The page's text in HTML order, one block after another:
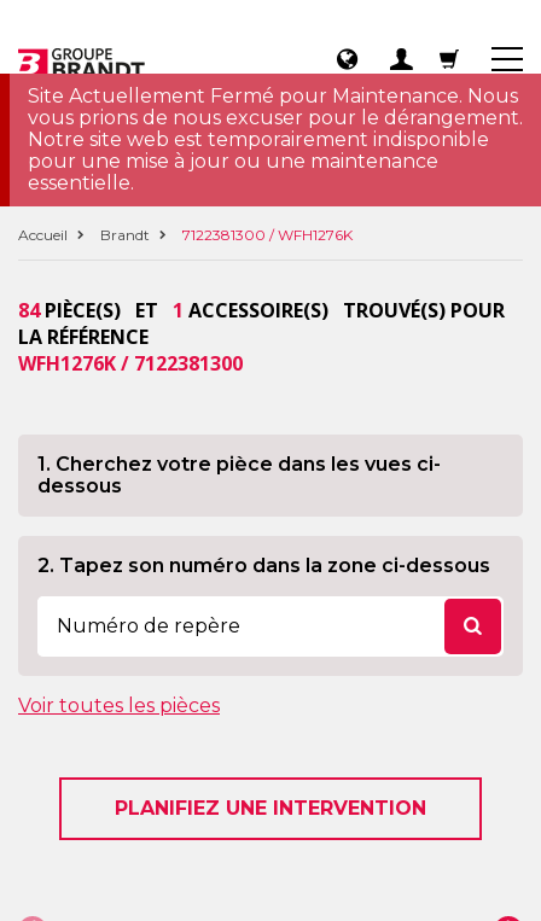
Site Actuellement Fermé pour Maintenance. Nous
vous prions de nous excuser pour le dérangement.
Notre site web est temporairement indisponible
pour une mise à jour ou une maintenance
essentielle.
Accueil Brandt 7122381300 / WFH1276K
84PIÈCE(S) ET 1 ACCESSOIRE(S) TROUVÉ(S) POUR
LA RÉFÉRENCE
WFH1276K / 7122381300
1. Cherchez votre pièce dans les vues ci-
dessous
2. Tapez son numéro dans la zone ci-dessous
Voir toutes les pièces
PLANIFIEZ UNE INTERVENTION